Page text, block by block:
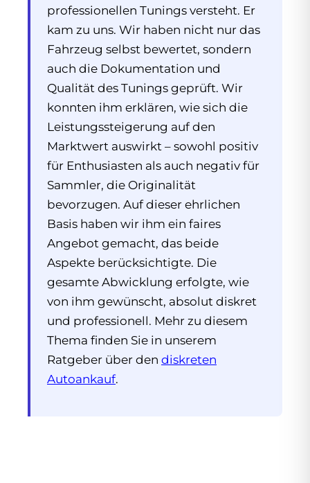
professionellen Tunings versteht. Er
kam zu uns. Wir haben nicht nur das
Fahrzeug selbst bewertet, sondern
auch die Dokumentation und
Qualität des Tunings geprüft. Wir
konnten ihm erklären, wie sich die
Leistungssteigerung auf den
Marktwert auswirkt – sowohl positiv
für Enthusiasten als auch negativ für
Sammler, die Originalität
bevorzugen. Auf dieser ehrlichen
Basis haben wir ihm ein faires
Angebot gemacht, das beide
Aspekte berücksichtigte. Die
gesamte Abwicklung erfolgte, wie
von ihm gewünscht, absolut diskret
und professionell. Mehr zu diesem
Thema finden Sie in unserem
Ratgeber über den diskreten
Autoankauf.